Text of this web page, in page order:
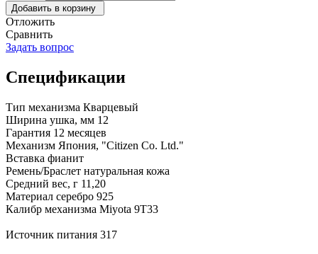
Добавить в корзину
Отложить
Сравнить
Задать вопрос
Спецификации
Тип механизма Кварцевый
Ширина ушка, мм 12
Гарантия 12 месяцев
Механизм Япония, "Citizen Co. Ltd."
Вставка фианит
Ремень/Браслет натуральная кожа
Средний вес, г 11,20
Материал серебро 925
Калибр механизма Miyota 9T33
Источник питания 317